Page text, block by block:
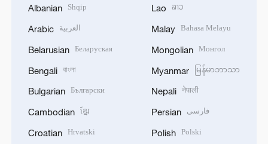
Albanian Shqip
Arabic العربية
Belarusian Беларуская
Bengali বাংলা
Bulgarian Български
Cambodian ខ្មែរ
Croatian Hrvatski
Lao ລາວ
Malay Bahasa Melayu
Mongolian Монгол
Myanmar မြန်မာဘာသာ
Nepali नेपाली
Persian فارسی
Polish Polski